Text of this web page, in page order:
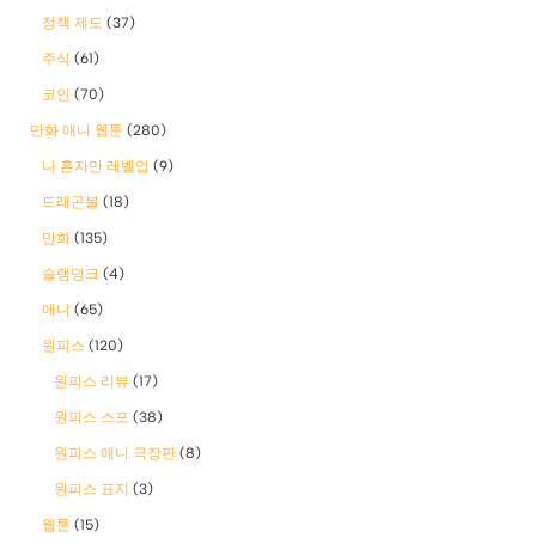
정책 제도 (37)
주식 (61)
코인 (70)
만화 애니 웹툰 (280)
나 혼자만 레벨업 (9)
드래곤볼 (18)
만화 (135)
슬램덩크 (4)
애니 (65)
원피스 (120)
원피스 리뷰 (17)
원피스 스포 (38)
원피스 애니 극장판 (8)
원피스 표지 (3)
웹툰 (15)